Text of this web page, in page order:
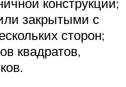
закрытыми с
сторон;
квадратов,